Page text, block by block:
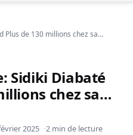
Plus de 130 millions chez sa…
Sidiki Diabaté
chez sa…
2025 2 min de lecture